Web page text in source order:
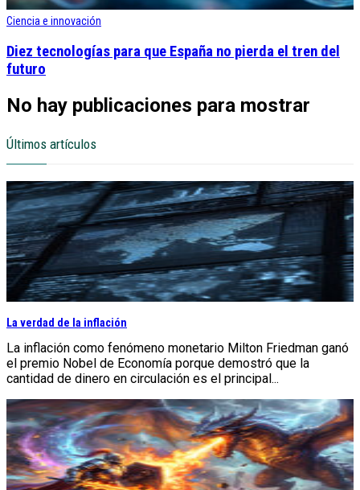
Ciencia e innovación
Diez tecnologías para que España no pierda el tren del
futuro
No hay publicaciones para mostrar
Últimos artículos
La verdad de la inflación
La inflación como fenómeno monetario Milton Friedman ganó
el premio Nobel de Economía porque demostró que la
cantidad de dinero en circulación es el principal...